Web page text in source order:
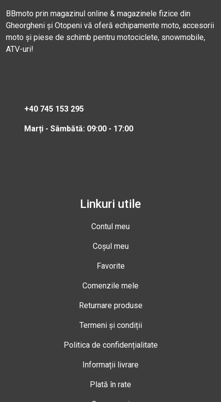
BBmoto prin magazinul online & magazinele fizice din
Gheorgheni și Otopeni vă oferă echipamente moto, accesorii
moto și piese de schimb pentru motociclete, snowmobile,
ATV-uri!
+40 745 153 295
Marți - Sâmbătă: 09:00 - 17:00
Linkuri utile
Contul meu
Coșul meu
Favorite
Comenzile mele
Returnare produse
Termeni și condiții
Politica de confidențialitate
Informații livrare
Plată în rate